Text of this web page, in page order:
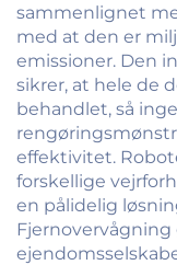
sammenlignet
med at den er
emissioner. Den
sikrer, at hele de
behandlet, så
effektivitet.
forskellige
en pålidelig